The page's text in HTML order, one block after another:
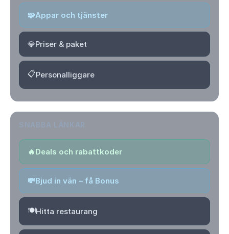
🧩Appar och tjänster
💎Priser & paket
📋Personalliggare
🔥Deals och rabattkoder
💸Bjud in vän – få Bonus
🍽️Hitta restaurang